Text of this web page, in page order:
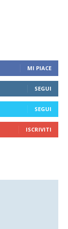
MI PIACE
SEGUI
SEGUI
ISCRIVITI